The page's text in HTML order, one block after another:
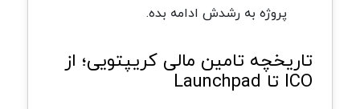
پروژه به رشدش ادامه بده.
تاریخچه تامین مالی کریپتویی؛ از
ICO تا Launchpad